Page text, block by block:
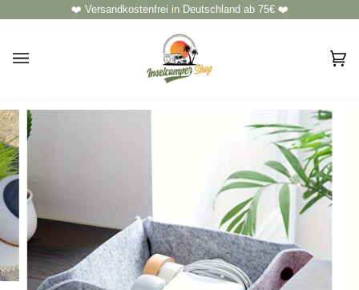
zum
❤️ Versandkostenfrei in Deutschland ab 75€ ❤️
(0)